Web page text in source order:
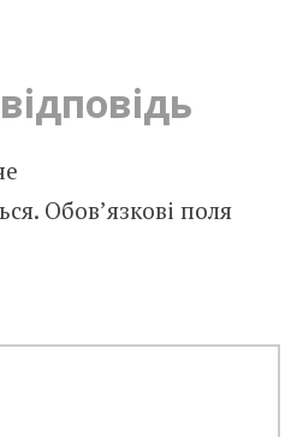
Обов’язкові поля